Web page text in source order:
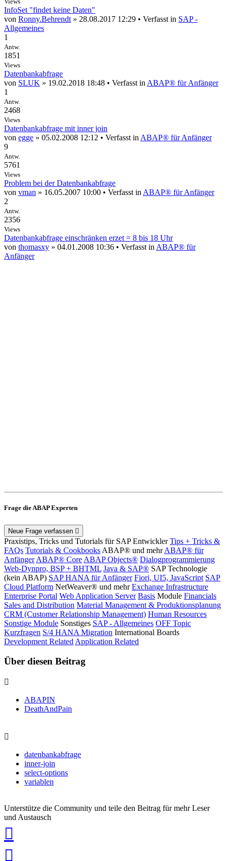
InfoSet "findet keine Daten"
von Ronny.Behrendt » 28.08.2017 12:29 • Verfasst in SAP -
Allgemeines
1
Antw.
1851
Views
Datenbankabfrage
von SLUK » 19.02.2018 18:48 • Verfasst in ABAP® für Anfänger
1
Antw.
2468
Views
Datenbankabfrage mit inner join
von egge » 05.02.2008 12:12 • Verfasst in ABAP® für Anfänger
9
Antw.
5761
Views
Problem bei der Datenbankabfrage
von vman » 16.05.2007 10:00 • Verfasst in ABAP® für Anfänger
2
Antw.
2356
Views
Datenbankabfrage einschränken erzet = 8 bis 18 Uhr
von thomasxy » 04.01.2008 10:36 • Verfasst in ABAP® für
Anfänger
Frage die ABAP Experten
Neue Frage verfassen
Praxistips, Tricks und Tutorials für SAP Entwickler Tips + Tricks &
FAQs Tutorials & Cookbooks ABAP® und mehr ABAP® für
Anfänger ABAP® Core ABAP Objects® Dialogprogrammierung
Web-Dynpro, BSP + BHTML Java & SAP® SAP Technologie
(kein ABAP) SAP HANA für Anfänger Fiori, UI5, JavaScript SAP
Cloud Platform NetWeaver® und mehr Exchange Infrastructure
Enterprise Portal Web Application Server Basis Module Financials
Sales and Distribution Material Management & Produktionsplanung
CRM (Customer Relationship Management) Human Resources
Sonstige Module Sonstiges SAP - Allgemeines OFF Topic
Kurzfragen S/4 HANA Migration International Boards
Development Related Application Related
Über diesen Beitrag
ABAPIN
DeathAndPain
datenbankabfrage
inner-join
select-options
variablen
Unterstütze die Community und teile den Beitrag für mehr Leser
und Austausch
teilen